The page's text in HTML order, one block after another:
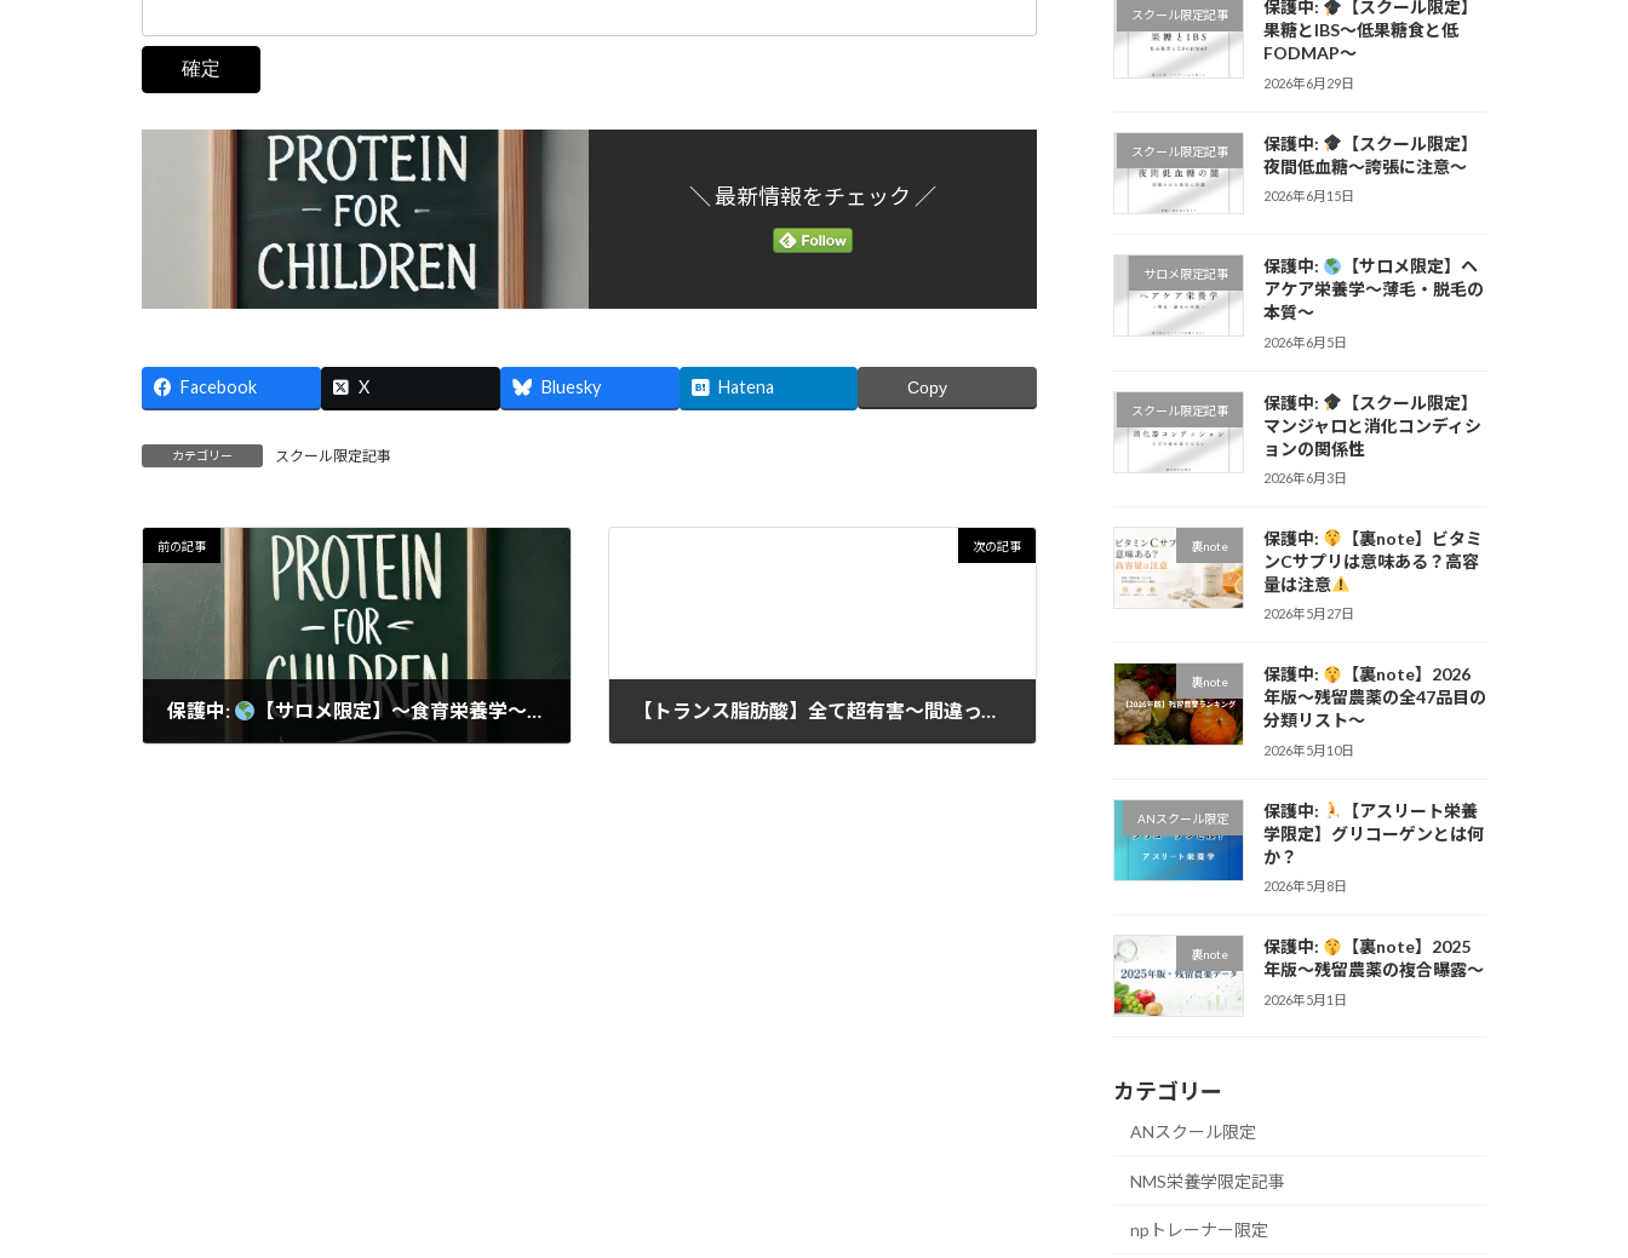
＼ 最新情報をチェック ／
Facebook X Bluesky Hatena Copy
カテゴリー スクール限定記事
前の記事
保護中: 【サロメ限定】〜食育栄養学〜子供のたんぱく質補給
次の記事
【トランス脂肪酸】全て超有害〜間違ってます〜続き
スクール限定記事 保護中:
【スクール限定】
果糖とIBS〜低果糖食と低
FODMAP〜
2026年6月29日
スクール限定記事 保護中:
【スクール限定】
夜間低血糖〜誇張に注意〜
2026年6月15日
サロメ限定記事 保護中:
【サロメ限定】ヘ
アケア栄養学〜薄毛・脱毛の
本質〜
2026年6月5日
スクール限定記事 保護中:
【スクール限定】
マンジャロと消化コンディシ
ョンの関係性
2026年6月3日
裏note 保護中:
【裏note】ビタミ
ンCサプリは意味ある？高容
量は注意
2026年5月27日
裏note 保護中:
【裏note】2026
年版〜残留農薬の全47品目の
分類リスト〜
2026年5月10日
ANスクール限定 保護中:
【アスリート栄養
学限定】グリコーゲンとは何
か？
2026年5月8日
裏note 保護中:
【裏note】2025
年版〜残留農薬の複合曝露〜
2026年5月1日
カテゴリー
ANスクール限定
NMS栄養学限定記事
npトレーナー限定